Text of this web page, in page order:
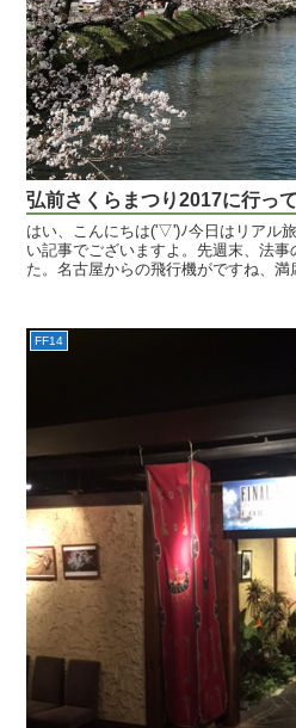
弘前さくらまつり2017に行っ
はい、こんにちは('▽')ﾉ今日はリアル
い記事でございますよ。先週末、法
た。名古屋からの飛行機がですね、
FF14